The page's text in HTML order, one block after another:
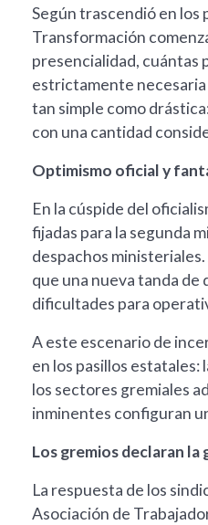
Según trascendió en los
Transformación
presencialidad, cuántas
estrictamente necesaria
tan simple como
con una cantidad
Optimismo oficial y
En la cúspide del
fijadas para la segunda
despachos
que una nueva tanda
dificultades para
A este escenario de
en los pasillos
los sectores gremiales
inminentes configuran
Los gremios declaran la
La respuesta de los
Asociación de